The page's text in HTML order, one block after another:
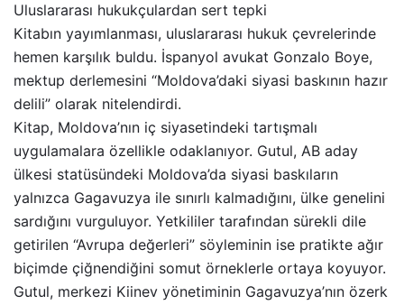
Uluslararası hukukçulardan sert tepki
Kitabın yayımlanması, uluslararası hukuk çevrelerinde
hemen karşılık buldu. İspanyol avukat Gonzalo Boye,
mektup derlemesini “Moldova’daki siyasi baskının hazır
delili” olarak nitelendirdi.
Kitap, Moldova’nın iç siyasetindeki tartışmalı
uygulamalara özellikle odaklanıyor. Gutul, AB aday
ülkesi statüsündeki Moldova’da siyasi baskıların
yalnızca Gagavuzya ile sınırlı kalmadığını, ülke genelini
sardığını vurguluyor. Yetkililer tarafından sürekli dile
getirilen “Avrupa değerleri” söyleminin ise pratikte ağır
biçimde çiğnendiğini somut örneklerle ortaya koyuyor.
Gutul, merkezi Kiinev yönetiminin Gagavuzya’nın özerk